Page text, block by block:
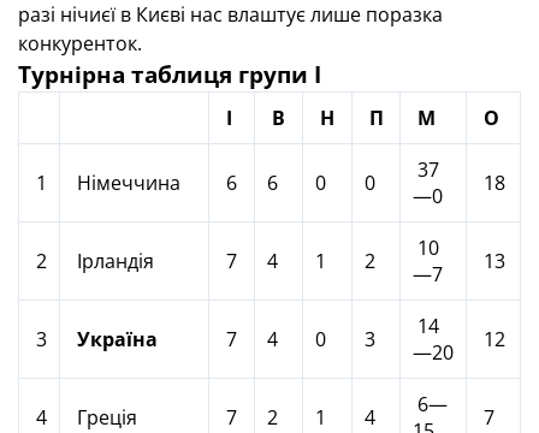
разі нічиєї в Києві нас влаштує лише поразка
конкуренток.
Турнірна таблиця групи I
І В Н П М О
1 Німеччина 6 6 0 0
37
—0
18
2 Ірландія 7 4 1 2
10
—7
13
3 Україна 7 4 0 3
14
—20
12
4 Греція 7 2 1 4
6—
7